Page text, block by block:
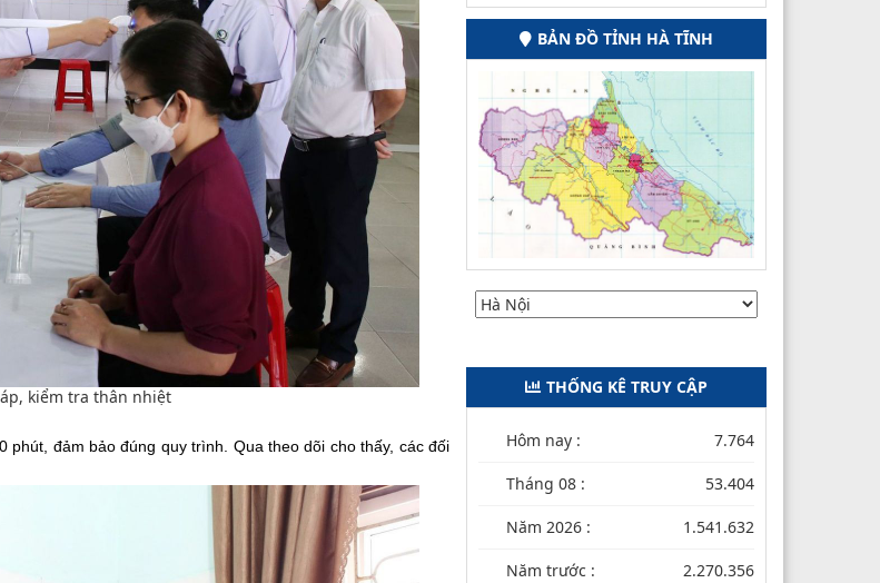
kiểm tra thân nhiệt
đảm bảo đúng quy trình. Qua theo dõi cho thấy, các đối
BẢN ĐỒ TỈNH HÀ TĨNH
THỐNG KÊ TRUY CẬP
Hôm nay : 7.764
Tháng 08 : 53.404
Năm 2026 : 1.541.632
Năm trước : 2.270.356